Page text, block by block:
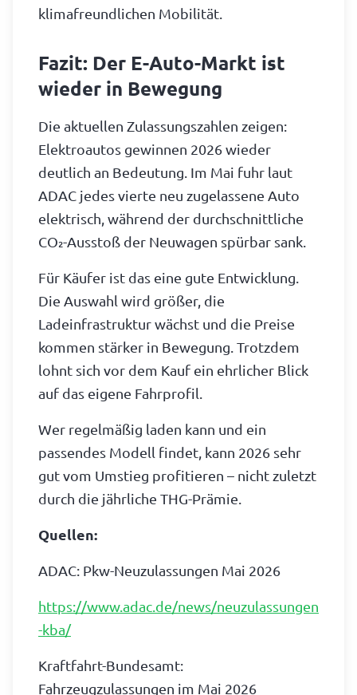
klimafreundlichen Mobilität.
Fazit: Der E-Auto-Markt ist
wieder in Bewegung
Die aktuellen Zulassungszahlen zeigen:
Elektroautos gewinnen 2026 wieder
deutlich an Bedeutung. Im Mai fuhr laut
ADAC jedes vierte neu zugelassene Auto
elektrisch, während der durchschnittliche
CO₂-Ausstoß der Neuwagen spürbar sank.
Für Käufer ist das eine gute Entwicklung.
Die Auswahl wird größer, die
Ladeinfrastruktur wächst und die Preise
kommen stärker in Bewegung. Trotzdem
lohnt sich vor dem Kauf ein ehrlicher Blick
auf das eigene Fahrprofil.
Wer regelmäßig laden kann und ein
passendes Modell findet, kann 2026 sehr
gut vom Umstieg profitieren – nicht zuletzt
durch die jährliche THG-Prämie.
Quellen:
ADAC: Pkw-Neuzulassungen Mai 2026
https://www.adac.de/news/neuzulassungen
-kba/
Kraftfahrt-Bundesamt:
Fahrzeugzulassungen im Mai 2026